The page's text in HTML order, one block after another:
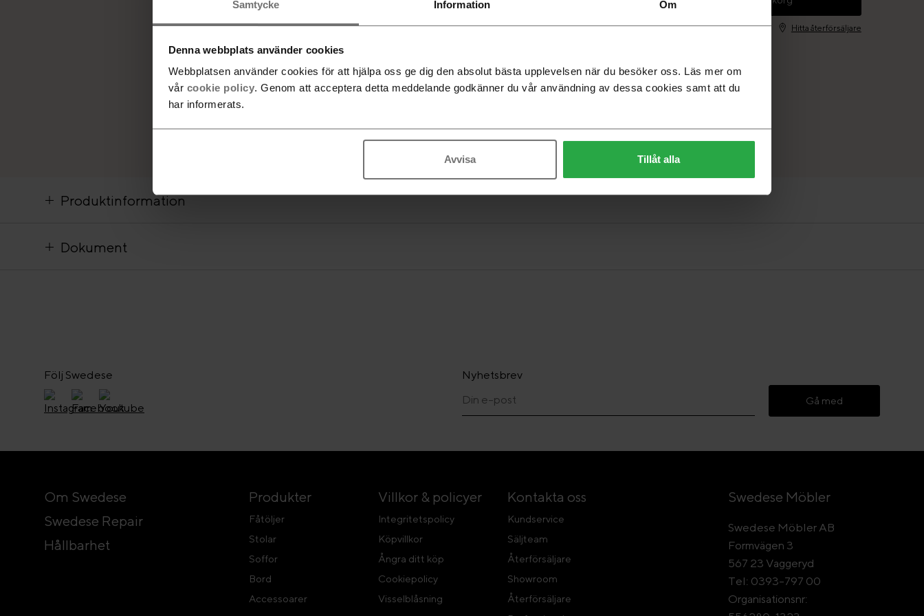
Samtycke Information Om
Denna webbplats använder cookies
Webbplatsen använder cookies för att hjälpa oss ge dig den absolut bästa upplevelsen när du besöker oss. Läs mer om
vår cookie policy. Genom att acceptera detta meddelande godkänner du vår användning av dessa cookies samt att du
har informerats.
Avvisa Tillåt alla
Hitta återförsäljare
Produktinformation
Dokument
Följ Swedese Nyhetsbrev
Gå med
Om Swedese
Swedese Repair
Hållbarhet
Produkter
Fåtöljer
Stolar
Soffor
Bord
Accessoarer
Villkor & policyer
Integritetspolicy
Köpvillkor
Ångra ditt köp
Cookiepolicy
Visselblåsning
Kontakta oss
Kundservice
Säljteam
Återförsäljare
Showroom
Återförsäljare
Swedese Möbler
Swedese Möbler AB
Formvägen 3
567 23 Vaggeryd
Tel: 0393-797 00
Organisationsnr: